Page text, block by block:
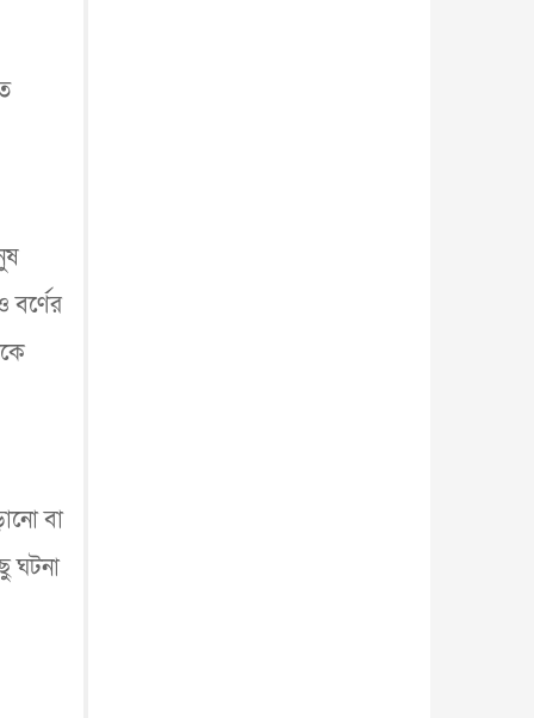
বর্ণের
বা
ঘটনা